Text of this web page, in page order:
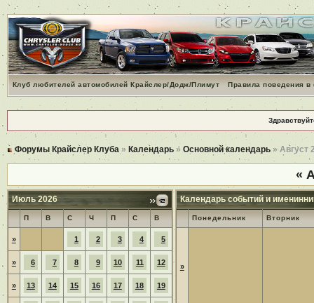
Клуб любителей автомобилей Крайслер/Додж/Плимут Правила поведения
Форумы Крайслер Клуба » Календарь» Основной календарь» Август
«
Июль 2026
П В С Ч П С В
» 1 2 3 4 5
» 6 7 8 9 10 11 12
» 13 14 15 16 17 18 19
Календарь событий и
Понедельник Вторник
»